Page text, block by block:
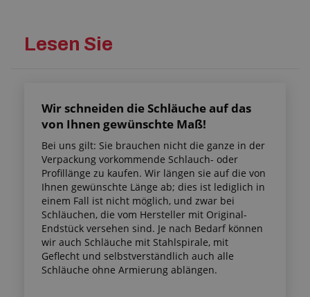
Lesen Sie
Wir schneiden die Schläuche auf das
von Ihnen gewünschte Maß!
Bei uns gilt: Sie brauchen nicht die ganze in der
Verpackung vorkommende Schlauch- oder
Profillänge zu kaufen. Wir längen sie auf die von
Ihnen gewünschte Länge ab; dies ist lediglich in
einem Fall ist nicht möglich, und zwar bei
Schläuchen, die vom Hersteller mit Original-
Endstück versehen sind. Je nach Bedarf können
wir auch Schläuche mit Stahlspirale, mit
Geflecht und selbstverständlich auch alle
Schläuche ohne Armierung ablängen.